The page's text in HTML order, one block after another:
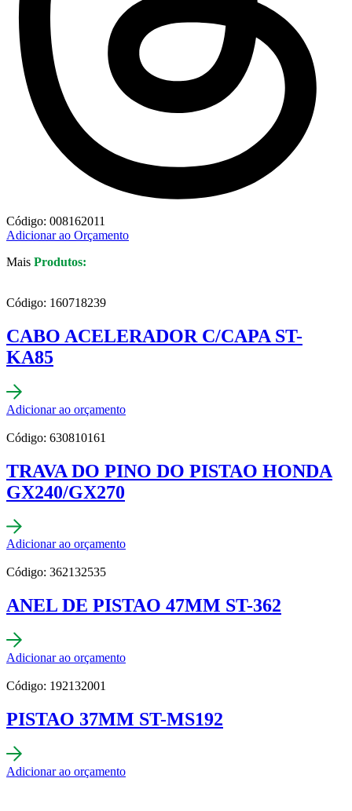
Código: 008162011
Adicionar ao Orçamento
Mais Produtos:
Código: 160718239
CABO ACELERADOR C/CAPA ST-
KA85
Adicionar ao orçamento
Código: 630810161
TRAVA DO PINO DO PISTAO HONDA
GX240/GX270
Adicionar ao orçamento
Código: 362132535
ANEL DE PISTAO 47MM ST-362
Adicionar ao orçamento
Código: 192132001
PISTAO 37MM ST-MS192
Adicionar ao orçamento